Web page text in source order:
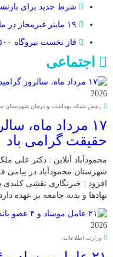
شرط جدید برای
فاز نخست نیروگاه ۵۰۰ مگاواتی محمودآباد به‌زودی آغاز می‌شود
اجتماعی
2026
رئیس شبکه بهداشت و درمان شهرستان
۱۷ مرداد ماه،
حقیقت گرامی باد
محمودآباد آنلاین : دکتر علی
شهرستان محمودآباد در پیامی
افزود : خبرنگاری نقشی کلیدی
نهادها و بدنه جامعه بر عهده دارد.
2026
وزارت اطلاعات: